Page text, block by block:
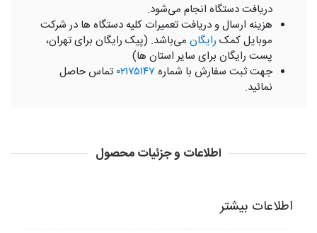
دریافت دستگاه انجام می‌شود.
هزینه ارسال و دریافت تعمیرات کلیه دستگاه ها در شرکت
موبایل کمک رایگان می‌باشد. (پیک رایگان برای تهران،
پست رایگان برای سایر استان ها)
جهت ثبت سفارش با شماره ۰۲۱۷۵۱۴۷ تماس حاصل
نمائید.
اطلاعات و جزئیات محصول
اطلاعات بیشتر